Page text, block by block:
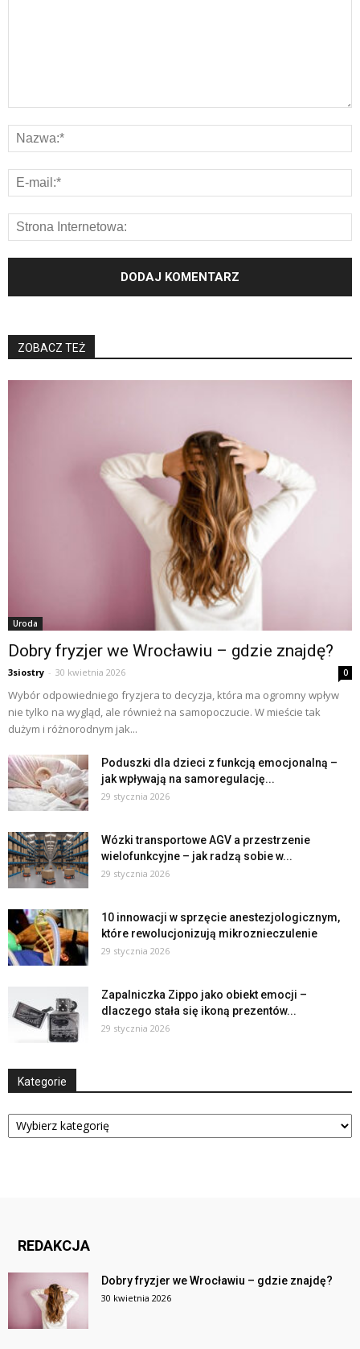
ZOBACZ TEŻ
Uroda
Dobry fryzjer we Wrocławiu – gdzie znajdę?
3siostry - 30 kwietnia 2026 0
Wybór odpowiedniego fryzjera to decyzja, która ma ogromny wpływ
nie tylko na wygląd, ale również na samopoczucie. W mieście tak
dużym i różnorodnym jak...
Poduszki dla dzieci z funkcją emocjonalną –
jak wpływają na samoregulację...
29 stycznia 2026
Wózki transportowe AGV a przestrzenie
wielofunkcyjne – jak radzą sobie w...
29 stycznia 2026
10 innowacji w sprzęcie anestezjologicznym,
które rewolucjonizują mikroznieczulenie
29 stycznia 2026
Zapalniczka Zippo jako obiekt emocji –
dlaczego stała się ikoną prezentów...
29 stycznia 2026
Kategorie
Kategorie
REDAKCJA
Dobry fryzjer we Wrocławiu – gdzie znajdę?
30 kwietnia 2026